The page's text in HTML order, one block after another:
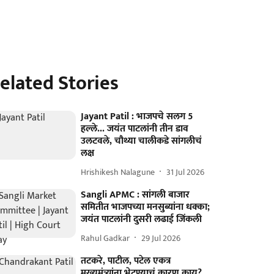
Stories
Jayant Patil : भाजपचे सलग 5
हल्ले... जयंत पाटलांनी तीन डाव
उलटवले, चौथ्या चालीकडे सांगलीचं
लक्ष
Hrishikesh Nalagune 31 Jul 2026
Sangli APMC : सांगली बाजार
समितीत भाजपच्या मनसुब्यांना धक्का;
जयंत पाटलांनी दुसरी लढाई जिंकली
Rahul Gadkar 29 Jul 2026
तटकरे, पाटील, पटेल एकत्र